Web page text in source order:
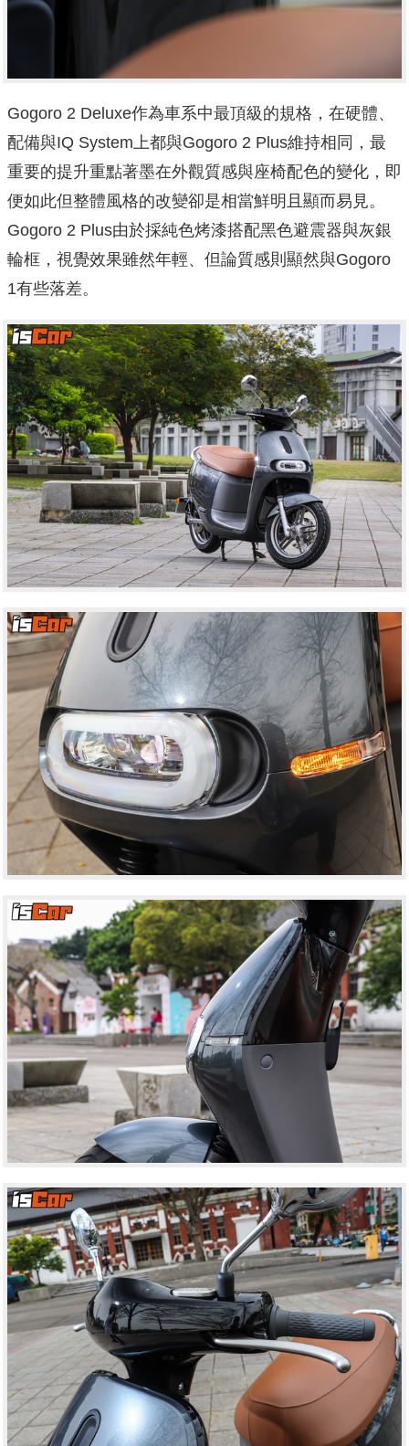
Gogoro 2 Deluxe作為車系中最頂級的規格，在硬體、
配備與IQ System上都與Gogoro 2 Plus維持相同，最
重要的提升重點著墨在外觀質感與座椅配色的變化，即
便如此但整體風格的改變卻是相當鮮明且顯而易見。
Gogoro 2 Plus由於採純色烤漆搭配黑色避震器與灰銀
輪框，視覺效果雖然年輕、但論質感則顯然與Gogoro
1有些落差。